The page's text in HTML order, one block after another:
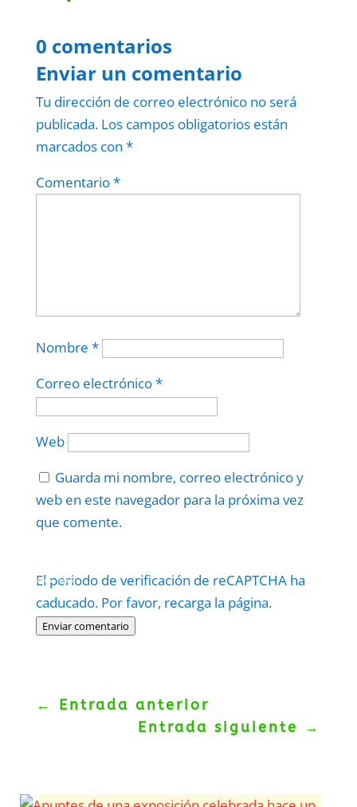
0 comentarios
Enviar un comentario
Tu dirección de correo electrónico no será
publicada. Los campos obligatorios están
marcados con *
Comentario*
Nombre *
Correo electrónico*
Web
Guarda mi nombre, correo electrónico y
web en este navegador para la próxima vez
que comente.
El periodo de verificación de reCAPTCHA ha
caducado. Por favor, recarga la página.
Enviar comentario
Politica–Términos.
← Entrada anterior
Entrada siguiente
→